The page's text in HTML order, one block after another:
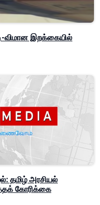
விமான இறக்கையில்
தமிழ் அரசியல்
கோரிக்கை